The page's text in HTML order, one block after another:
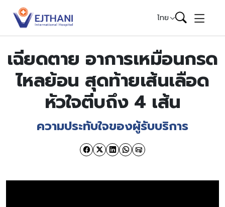
Skip to content
ไทย
เฉียดตาย อาการเหมือนกรด
ไหลย้อน สุดท้ายเส้นเลือด
หัวใจตีบถึง 4 เส้น
ความประทับใจของผู้รับบริการ